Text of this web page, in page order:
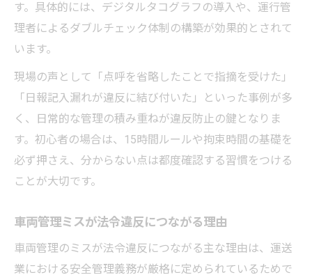
す。具体的には、デジタルタコグラフの導入や、運行管
理者によるダブルチェック体制の構築が効果的とされて
います。
現場の声として「点呼を省略したことで指摘を受けた」
「日報記入漏れが違反に結び付いた」といった事例が多
く、日常的な管理の積み重ねが違反防止の鍵となりま
す。初心者の場合は、15時間ルールや拘束時間の基礎を
必ず押さえ、分からない点は都度確認する習慣をつける
ことが大切です。
車両管理ミスが法令違反につながる理由
車両管理のミスが法令違反につながる主な理由は、運送
業における安全管理義務が厳格に定められているためで